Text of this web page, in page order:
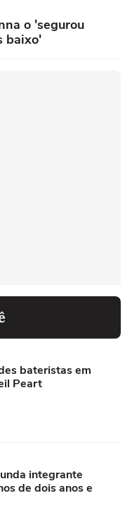
o 'segurou
baixo'
bateristas em
Peart
integrante
de dois anos e